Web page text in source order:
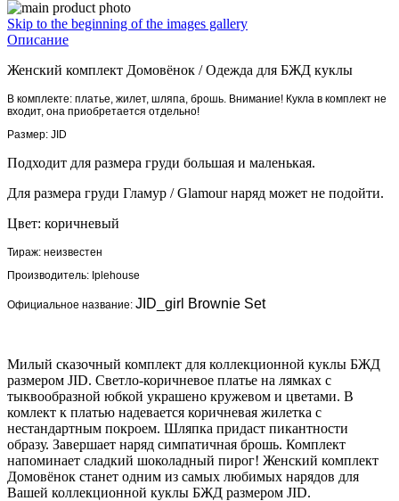
Skip to the beginning of the images gallery
Описание
Женский комплект Домовёнок /Одежда для БЖД куклы
В комплекте: платье, жилет, шляпа, брошь. Внимание! Кукла в комплект не
входит, она приобретается отдельно!
Размер: JID
Подходит для размера груди большая и маленькая.
Для размера груди Гламур / Glamour наряд может не подойти.
Цвет: коричневый
Тираж: неизвестен
Производитель: Iplehouse
Официальное название: JID_girl Brownie Set
Милый сказочный комплект для коллекционной куклы БЖД
размером JID. Светло-коричневое платье на лямках с
тыквообразной юбкой украшено кружевом и цветами. В
комлект к платью надевается коричневая жилетка с
нестандартным покроем. Шляпка придаст пикантности
образу. Завершает наряд симпатичная брошь. Комплект
напоминает сладкий шоколадный пирог! Женский комплект
Домовёнок станет одним из самых любимых нарядов для
Вашей коллекционной куклы БЖД размером JID.